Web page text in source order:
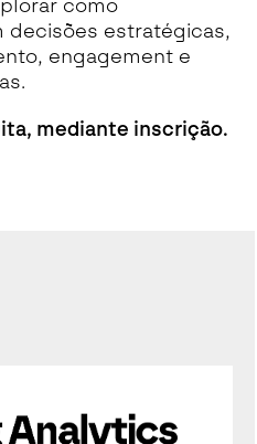
como
decisões estratégicas,
engagement e
mediante inscrição.